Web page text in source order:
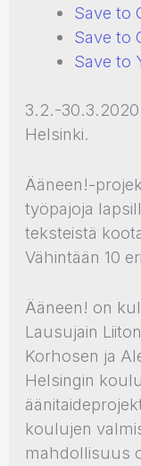
Save to
Save to
Save to
3.2.-
Helsinki.
Ääneen!-
työpajoja
teksteistä
Vähintään 10
Ääneen! on
Lausujain
Korhosen ja
Helsingin
koulujen
mahdollisuus